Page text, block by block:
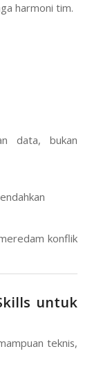
harmoni tim.
data, bukan
konflik
untuk
teknis,